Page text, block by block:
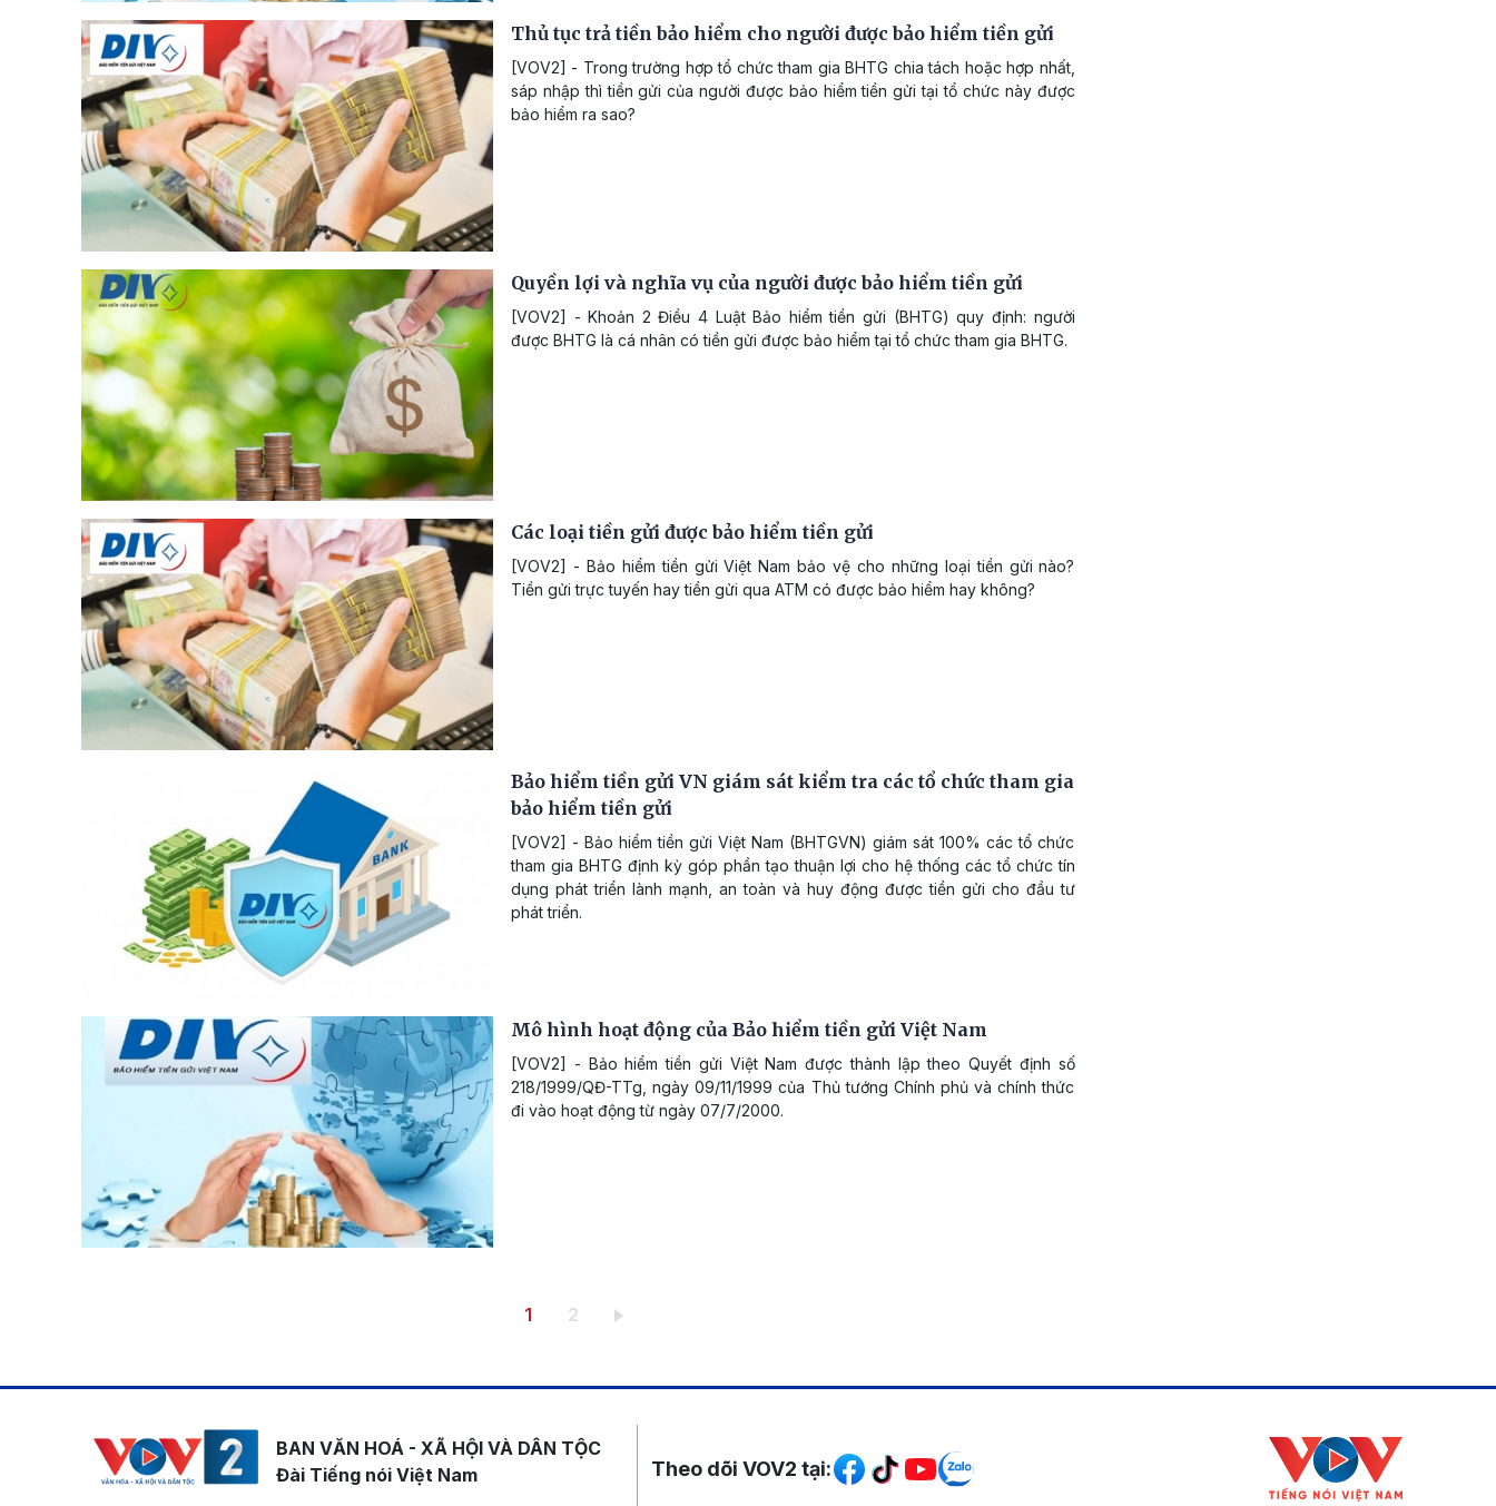
Thủ tục trả tiền bảo hiểm cho người được bảo hiểm tiền gửi
[VOV2] - Trong trường hợp tổ chức tham gia BHTG chia tách hoặc hợp nhất,
sáp nhập thì tiền gửi của người được bảo hiểm tiền gửi tại tổ chức này được
bảo hiểm ra sao?
Quyền lợi và nghĩa vụ của người được bảo hiểm tiền gửi
[VOV2] - Khoản 2 Điều 4 Luật Bảo hiểm tiền gửi (BHTG) quy định: người
được BHTG là cá nhân có tiền gửi được bảo hiểm tại tổ chức tham gia BHTG.
Các loại tiền gửi được bảo hiểm tiền gửi
[VOV2] - Bảo hiểm tiền gửi Việt Nam bảo vệ cho những loại tiền gửi nào?
Tiền gửi trực tuyến hay tiền gửi qua ATM có được bảo hiểm hay không?
Bảo hiểm tiền gửi VN giám sát kiểm tra các tổ chức tham gia
bảo hiểm tiền gửi
[VOV2] - Bảo hiểm tiền gửi Việt Nam (BHTGVN) giám sát 100% các tổ chức
tham gia BHTG định kỳ góp phần tạo thuận lợi cho hệ thống các tổ chức tín
dụng phát triển lành mạnh, an toàn và huy động được tiền gửi cho đầu tư
phát triển.
Mô hình hoạt động của Bảo hiểm tiền gửi Việt Nam
[VOV2] - Bảo hiểm tiền gửi Việt Nam được thành lập theo Quyết định số
218/1999/QĐ-TTg, ngày 09/11/1999 của Thủ tướng Chính phủ và chính thức
đi vào hoạt động từ ngày 07/7/2000.
Trang hiện thời
1 Trang
2
BAN VĂN HOÁ - XÃ HỘI VÀ DÂN TỘC
Đài Tiếng nói Việt Nam
Mạng xã hội
Theo dõi VOV2 tại: